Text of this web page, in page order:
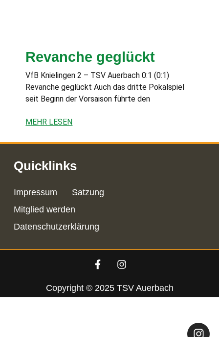
Revanche geglückt
VfB Knielingen 2 – TSV Auerbach 0:1 (0:1)
Revanche geglückt Auch das dritte Pokalspiel
seit Beginn der Vorsaison führte den
MEHR LESEN
Quicklinks
Impressum
Satzung
Mitglied werden
Datenschutzerklärung
Copyright © 2025 TSV Auerbach